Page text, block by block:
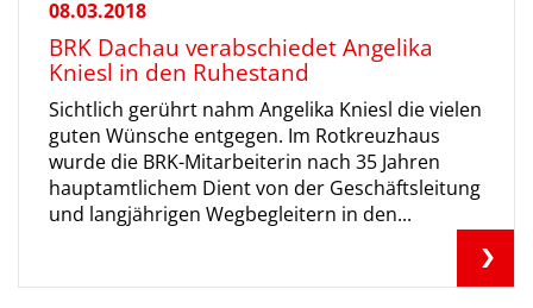
08.03.2018
BRK Dachau verabschiedet Angelika
Kniesl in den Ruhestand
Sichtlich gerührt nahm Angelika Kniesl die vielen
guten Wünsche entgegen. Im Rotkreuzhaus
wurde die BRK-Mitarbeiterin nach 35 Jahren
hauptamtlichem Dient von der Geschäftsleitung
und langjährigen Wegbegleitern in den...